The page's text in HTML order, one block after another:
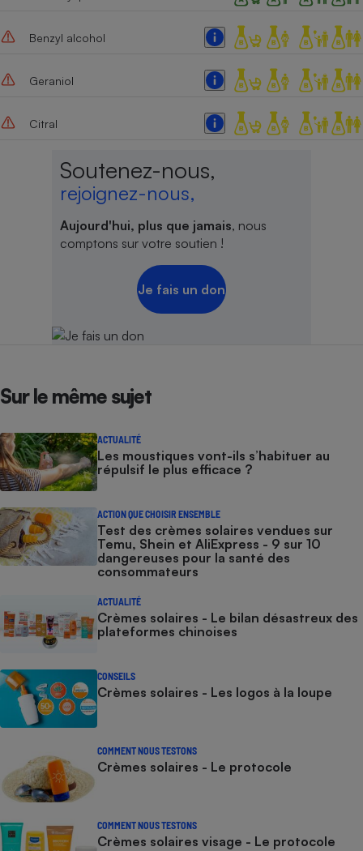
Benzyl alcohol
Geraniol
Citral
Soutenez-nous,
rejoignez-nous,
Aujourd'hui, plus que jamais, nous
comptons sur votre soutien !
Je fais un don
Sur le même sujet
ACTUALITÉ
Les moustiques vont-ils s’habituer au
répulsif le plus efficace ?
ACTION QUE CHOISIR ENSEMBLE
Test des crèmes solaires vendues sur
Temu, Shein et AliExpress - 9 sur 10
dangereuses pour la santé des
consommateurs
ACTUALITÉ
Crèmes solaires - Le bilan désastreux des
plateformes chinoises
CONSEILS
Crèmes solaires - Les logos à la loupe
COMMENT NOUS TESTONS
Crèmes solaires - Le protocole
COMMENT NOUS TESTONS
Crèmes solaires visage - Le protocole